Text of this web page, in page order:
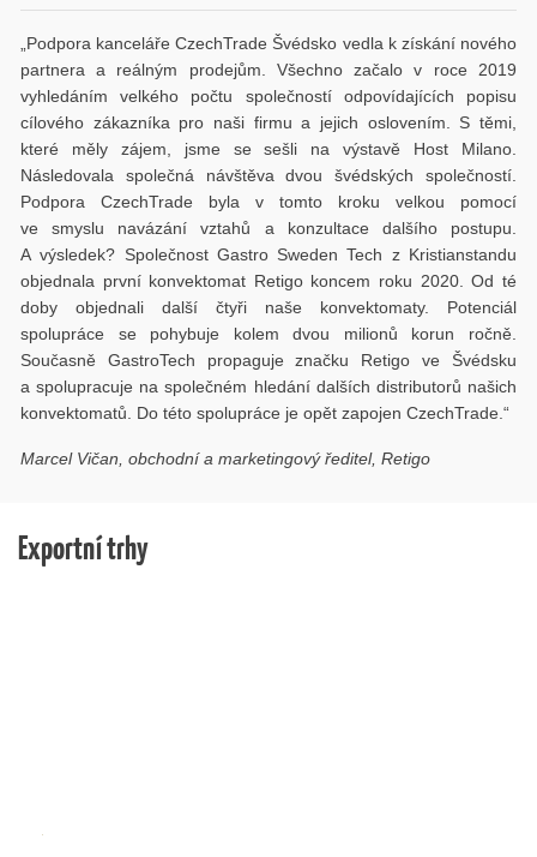
„Podpora kanceláře CzechTrade Švédsko vedla k získání nového
partnera a reálným prodejům. Všechno začalo v roce 2019
vyhledáním velkého počtu společností odpovídajících popisu
cílového zákazníka pro naši firmu a jejich oslovením. S těmi,
které měly zájem, jsme se sešli na výstavě Host Milano.
Následovala společná návštěva dvou švédských společností.
Podpora CzechTrade byla v tomto kroku velkou pomocí
ve smyslu navázání vztahů a konzultace dalšího postupu.
A výsledek? Společnost Gastro Sweden Tech z Kristianstandu
objednala první konvektomat Retigo koncem roku 2020. Od té
doby objednali další čtyři naše konvektomaty. Potenciál
spolupráce se pohybuje kolem dvou milionů korun ročně.
Současně GastroTech propaguje značku Retigo ve Švédsku
a spolupracuje na společném hledání dalších distributorů našich
konvektomatů. Do této spolupráce je opět zapojen CzechTrade.“
Marcel Vičan, obchodní a marketingový ředitel, Retigo
Exportní trhy